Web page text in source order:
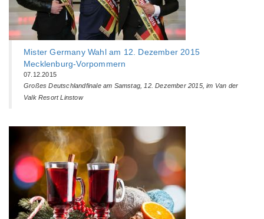
Mister Germany Wahl am 12. Dezember 2015
Mecklenburg-Vorpommern
07.12.2015
Großes Deutschlandfinale am Samstag, 12. Dezember 2015, im Van der
Valk Resort Linstow